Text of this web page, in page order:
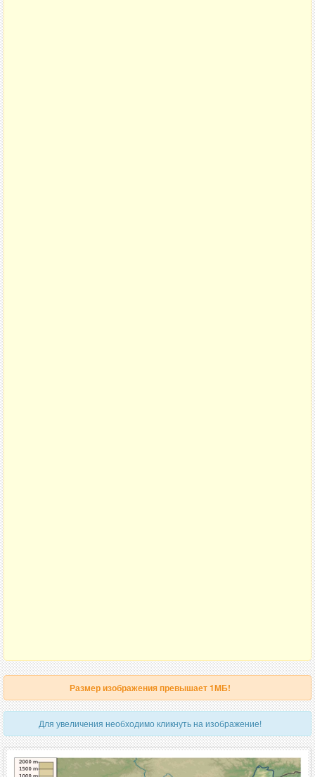
Размер изображения превышает 1МБ!
Для увеличения необходимо кликнуть на изображение!